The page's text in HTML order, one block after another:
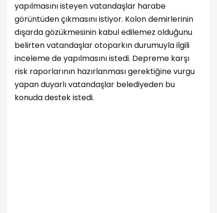
yapılmasını isteyen vatandaşlar harabe
görüntüden çıkmasını istiyor. Kolon demirlerinin
dışarda gözükmesinin kabul edilemez olduğunu
belirten vatandaşlar otoparkın durumuyla ilgili
inceleme de yapılmasını istedi. Depreme karşı
risk raporlarının hazırlanması gerektiğine vurgu
yapan duyarlı vatandaşlar belediyeden bu
konuda destek istedi.